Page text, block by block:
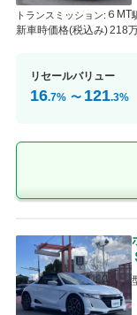
トランスミッション: ６MT
新車時価格(税込み)218
リセールバリュー
16.7% 〜 121.3%